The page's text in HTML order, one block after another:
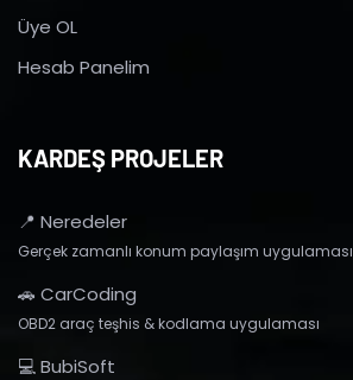
Üye OL
Hesab Panelim
KARDEŞ PROJELER
📍 Neredeler
Gerçek zamanlı konum paylaşım uygulaması
🚗 CarCoding
OBD2 araç teşhis & kodlama uygulaması
💻 BubiSoft